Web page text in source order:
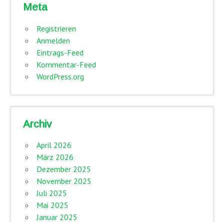
Meta
Registrieren
Anmelden
Eintrags-Feed
Kommentar-Feed
WordPress.org
Archiv
April 2026
März 2026
Dezember 2025
November 2025
Juli 2025
Mai 2025
Januar 2025